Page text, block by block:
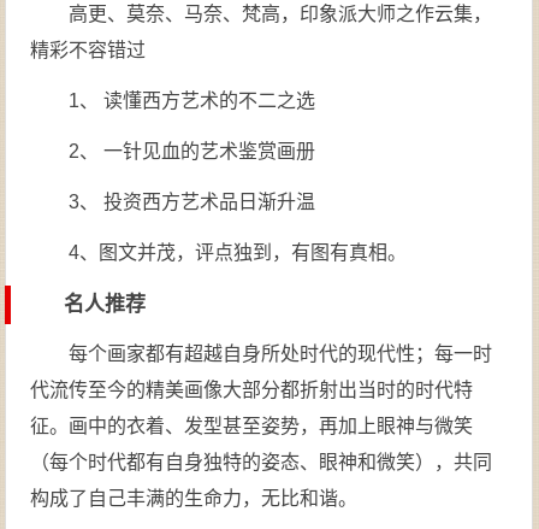
高更、莫奈、马奈、梵高，印象派大师之作云集，
精彩不容错过
1、 读懂西方艺术的不二之选
2、 一针见血的艺术鉴赏画册
3、 投资西方艺术品日渐升温
4、图文并茂，评点独到，有图有真相。
名人推荐
每个画家都有超越自身所处时代的现代性；每一时
代流传至今的精美画像大部分都折射出当时的时代特
征。画中的衣着、发型甚至姿势，再加上眼神与微笑
（每个时代都有自身独特的姿态、眼神和微笑），共同
构成了自己丰满的生命力，无比和谐。